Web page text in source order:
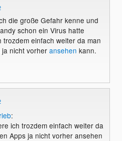
die große Gefahr kenne und
schon ein Virus hatte
trozdem einfach weiter da man
nicht vorher ansehen kann.
:
ich trozdem einfach weiter da
Apps ja nicht vorher ansehen